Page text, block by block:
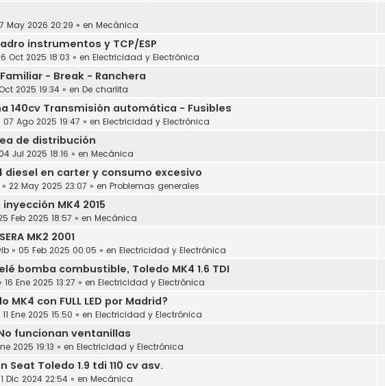
May 2026 20:29 » en Mecánica
instrumentos y TCP/ESP
Oct 2025 18:03 » en Electricidad y Electrónica
- Break - Ranchera
2025 19:34 » en De charlita
140cv Transmisión automática - Fusibles
07 Ago 2025 19:47 » en Electricidad y Electrónica
de distribución
Jul 2025 18:16 » en Mecánica
diesel en carter y consumo excesivo
» 22 May 2025 23:07 » en Problemas generales
MK4 2015
Feb 2025 18:57 » en Mecánica
MK2 2001
» 05 Feb 2025 00:05 » en Electricidad y Electrónica
bomba combustible, Toledo MK4 1.6 TDI
16 Ene 2025 13:27 » en Electricidad y Electrónica
MK4 con FULL LED por Madrid?
11 Ene 2025 15:50 » en Electricidad y Electrónica
funcionan ventanillas
2025 19:13 » en Electricidad y Electrónica
Seat Toledo 1.9 tdi 110 cv asv.
Dic 2024 22:54 » en Mecánica